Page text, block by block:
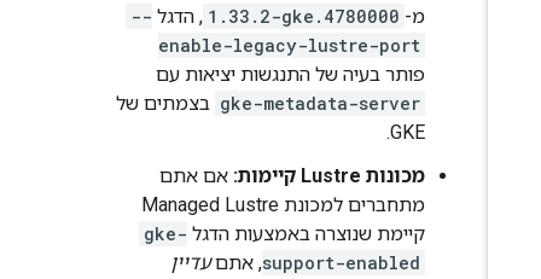
1.33.2-gke.4780000 , הדגל--
enable-legacy-lustre-port
פותר בעיה של התנגשות יציאות עם
gke-metadata-server בצמתים של
GKE.
מכונות Lustre קיימות:
אם אתם
מתחברים למכונת Managed Lustre
קיימת שנוצרה באמצעות הדגלgke-
support-enabled, אתםעדיין